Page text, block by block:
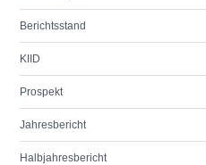
Berichtsstand
KIID
Prospekt
Jahresbericht
Halbjahresbericht